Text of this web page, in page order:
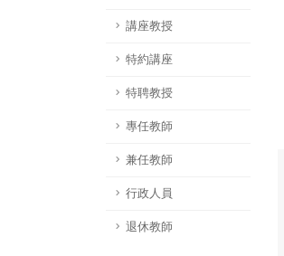
講座教授
特約講座
特聘教授
專任教師
兼任教師
行政人員
退休教師